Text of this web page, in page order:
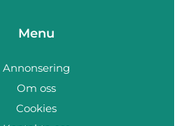
Menu
Annonsering
Om oss
Cookies